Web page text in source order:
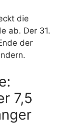
die
ab. Der 31.
der
7,5